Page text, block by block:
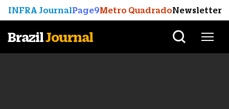
INFRA JournalPage9Metro QuadradoNewsletter
BrazilJournal